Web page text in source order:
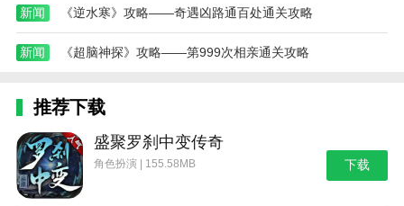
5、青云镇签到，奖励觉醒龙血。
6.除了主线剧情和挑战模式外，还有副本、任务和事件
境界斩魂之刃网易版下载功能
1.战斗是核心主题。每个角色都有一个根据其原始能力
深度定制的技能集。结合游戏的赵廉系统，每个角色都
有各种赵廉手段。玩家将可以在游戏中享受战斗的乐
新闻 《逆水寒》攻略——奇遇凶路通百处通关攻略
新闻 《超脑神探》攻略——第999次相亲通关攻略
推荐下载
盛聚罗刹中变传奇
角色扮演 | 155.58MB 下载